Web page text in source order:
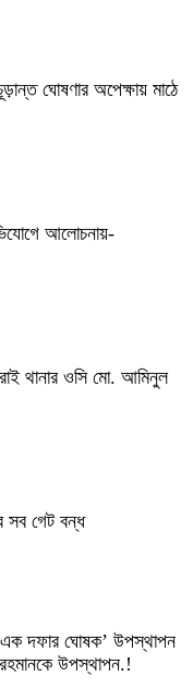
ঘোষণার অপেক্ষায় মাঠে
আলোচনায়-
থানার ওসি মো. আমিনুল
সব গেট বন্ধ
‘এক দফার ঘোষক’ উপস্থাপন
রহমানকে উপস্থাপন.!